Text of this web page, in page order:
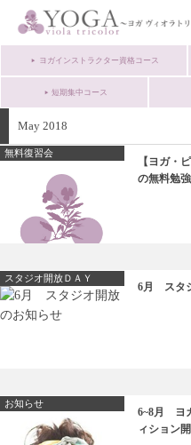
ヨガインストラクター資格コース
短期集中コース
May 2018
無料復習会
【ヨガ・
の無料勉
スタジオ開放ＤＡＹ
6月 スタ
お知らせ
6~8月 ヨ
ィション